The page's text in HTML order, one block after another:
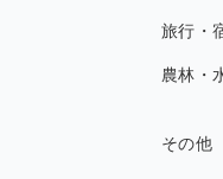
旅行・
農林・
その他